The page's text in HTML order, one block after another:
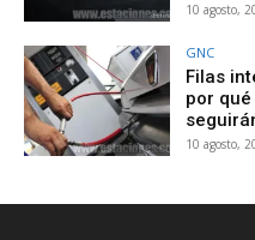
10 agosto,
GNC
Filas
por
10 agosto,